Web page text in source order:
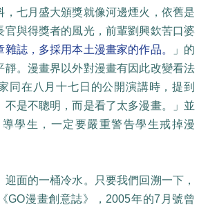
，七月盛大頒獎就像河邊煙火，依舊是
官與得獎者的風光，前輩劉興欽苦口婆
誌，多採用本土漫畫家的作品。
」的
靜。漫畫界以外對漫畫有因此改變看法
同在八月十七日的公開演講時，提到
不是不聰明，而是看了太多漫畫。」並
學生，一定要嚴重警告學生戒掉漫
面的一桶冷水。只要我們回溯一下，
GO漫畫創意誌》，2005年的7月號曾